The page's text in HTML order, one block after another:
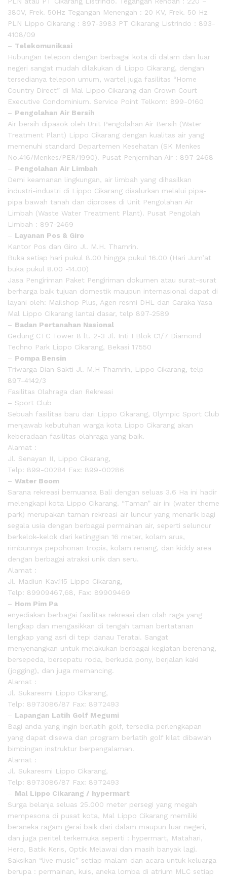
380V, Frek. 50Hz Tegangan Menengah : 20 KV, Frek. 50 Hz
PLN Lippo Cikarang : 897-3983 PT Cikarang Listrindo : 893-
4108/09
– Telekomunikasi
Hubungan telepon dengan berbagai kota di dalam dan luar
negeri sangat mudah dilakukan di Lippo Cikarang, dengan
tersedianya telepon umum, wartel juga fasilitas “Home
Country Direct” di Mal Lippo Cikarang dan Crown Court
Executive Condominium. Service Point Telkom: 899-0160
– Pengolahan Air Bersih
Air bersih dipasok oleh Unit Pengolahan Air Bersih (Water
Treatment Plant) Lippo Cikarang dengan kualitas air yang
memenuhi standard Departemen Kesehatan (SK Menkes
No.416/Menkes/PER/1990). Pusat Penjernihan Air : 897-2468
– Pengolahan Air Limbah
Demi keamanan lingkungan, air limbah yang dihasilkan
industri-industri di Lippo Cikarang disalurkan melalui pipa-
pipa bawah tanah dan diproses di Unit Pengolahan Air
Limbah (Waste Water Treatment Plant). Pusat Pengolah
Limbah : 897-2469
– Layanan Pos & Giro
Kantor Pos dan Giro Jl. M.H. Thamrin.
Buka setiap hari pukul 8.00 hingga pukul 16.00 (Hari Jum’at
buka pukul 8.00 -14.00)
Jasa Pengiriman Paket Pengiriman dokumen atau surat-surat
berharga baik tujuan domestik maupun internasional dapat di
layani oleh: Mailshop Plus, Agen resmi DHL dan Caraka Yasa
Mal Lippo Cikarang lantai dasar, telp 897-2589
– Badan Pertanahan Nasional
Gedung CTC Tower 8 lt. 2-3 Jl. Inti I Blok C1/7 Diamond
Techno Park Lippo Cikarang, Bekasi 17550
– Pompa Bensin
Triwarga Dian Sakti Jl. M.H Thamrin, Lippo Cikarang, telp
897-4142/3
Fasilitas Olahraga dan Rekreasi
– Sport Club
Sebuah fasilitas baru dari Lippo Cikarang, Olympic Sport Club
menjawab kebutuhan warga kota Lippo Cikarang akan
keberadaan fasilitas olahraga yang baik.
Alamat :
Jl. Senayan II, Lippo Cikarang,
Telp: 899-00284 Fax: 899-00286
– Water Boom
Sarana rekreasi bernuansa Bali dengan seluas 3.6 Ha ini hadir
melengkapi kota Lippo Cikarang. “Taman” air ini (water theme
park) merupakan taman rekreasi air luncur yang menarik bagi
segala usia dengan berbagai permainan air, seperti seluncur
berkelok-kelok dari ketinggian 16 meter, kolam arus,
rimbunnya pepohonan tropis, kolam renang, dan kiddy area
dengan berbagai atraksi unik dan seru.
Alamat :
Jl. Madiun Kav.115 Lippo Cikarang,
Telp: 89909467,68, Fax: 89909469
– Hom Pim Pa
enyediakan berbagai fasilitas rekreasi dan olah raga yang
lengkap dan mengasikkan di tengah taman bertatanan
lengkap yang asri di tepi danau Teratai. Sangat
menyenangkan untuk melakukan berbagai kegiatan berenang,
bersepeda, bersepatu roda, berkuda pony, berjalan kaki
(jogging), dan juga memancing.
Alamat :
Jl. Sukaresmi Lippo Cikarang,
Telp: 8973086/87 Fax: 8972493
– Lapangan Latih Golf Megumi
Bagi anda yang ingin berlatih golf, tersedia perlengkapan
yang dapat disewa dan program berlatih golf kilat dibawah
bimbingan instruktur berpengalaman.
Alamat :
Jl. Sukaresmi Lippo Cikarang,
Telp: 8973086/87 Fax: 8972493
– Mal Lippo Cikarang / hypermart
Surga belanja seluas 25.000 meter persegi yang megah
mempesona di pusat kota, Mal Lippo Cikarang memiliki
beraneka ragam gerai baik dari dalam maupun luar negeri,
dan juga peritel terkemuka seperti : hypermart, Matahari,
Hero, Batik Keris, Optik Melawai dan masih banyak lagi.
Saksikan “live music” setiap malam dan acara untuk keluarga
berupa : permainan, kuis, aneka lomba di atrium MLC setiap